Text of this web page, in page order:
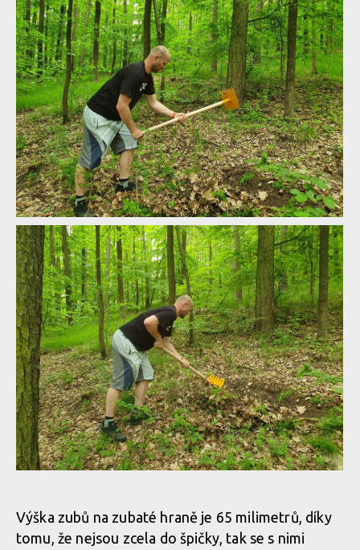
Test: Devonic tools Tatra - McLeod Fire Tool po slovensku
Test: Devonic tools Tatra - McLeod Fire Tool po slovensku
Test: Devonic tools Tatra - McLeod Fire Tool po slovensku
Test: Devonic tools Tatra - McLeod Fire Tool po slovensku
Test: Devonic tools Tatra - McLeod Fire Tool po slovensku
Test: Devonic tools Tatra - McLeod Fire Tool po slovensku
Test: Devonic tools Tatra - McLeod Fire Tool po slovensku
Test: Devonic tools Tatra - McLeod Fire Tool po slovensku
Výška zubů na zubaté hraně je 65 milimetrů, díky
tomu, že nejsou zcela do špičky, tak se s nimi